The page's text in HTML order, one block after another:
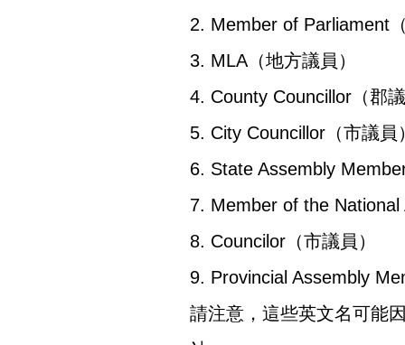
2. Member of Parliament
3. MLA（地方議員）
4. County Councillor（郡
5. City Councillor（市議員
6. State Assembly
7. Member of the
8. Councilor（市議員）
9. Provincial Assembly
請注意，這些英文名可能